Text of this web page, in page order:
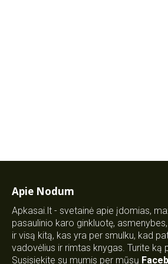
Apie Nodum
Apkasai.lt - svetainė apie įdomias,
pasaulinio karo ginkluotę,
ir visą kitą, kas yra per smulku, kad
vadovėlius ir rimtas knygas. Turite ką
Susisiekite su mumis per mūsų